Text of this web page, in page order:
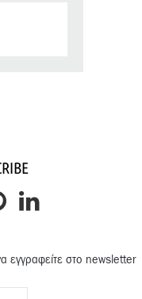
εγγραφείτε στο newsletter